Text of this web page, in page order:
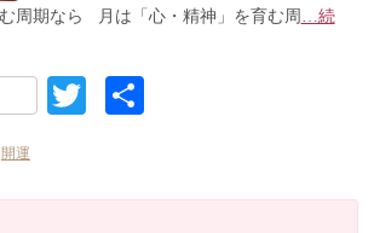
周期なら 月は「心・精神」を育む周 …続
Twitter
開運